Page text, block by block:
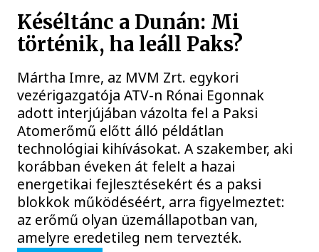
Késéltánc a Dunán: Mi
történik, ha leáll Paks?
Mártha Imre, az MVM Zrt. egykori
vezérigazgatója ATV-n Rónai Egonnak
adott interjújában vázolta fel a Paksi
Atomerőmű előtt álló példátlan
technológiai kihívásokat. A szakember, aki
korábban éveken át felelt a hazai
energetikai fejlesztésekért és a paksi
blokkok működéséért, arra figyelmeztet:
az erőmű olyan üzemállapotban van,
amelyre eredetileg nem tervezték.